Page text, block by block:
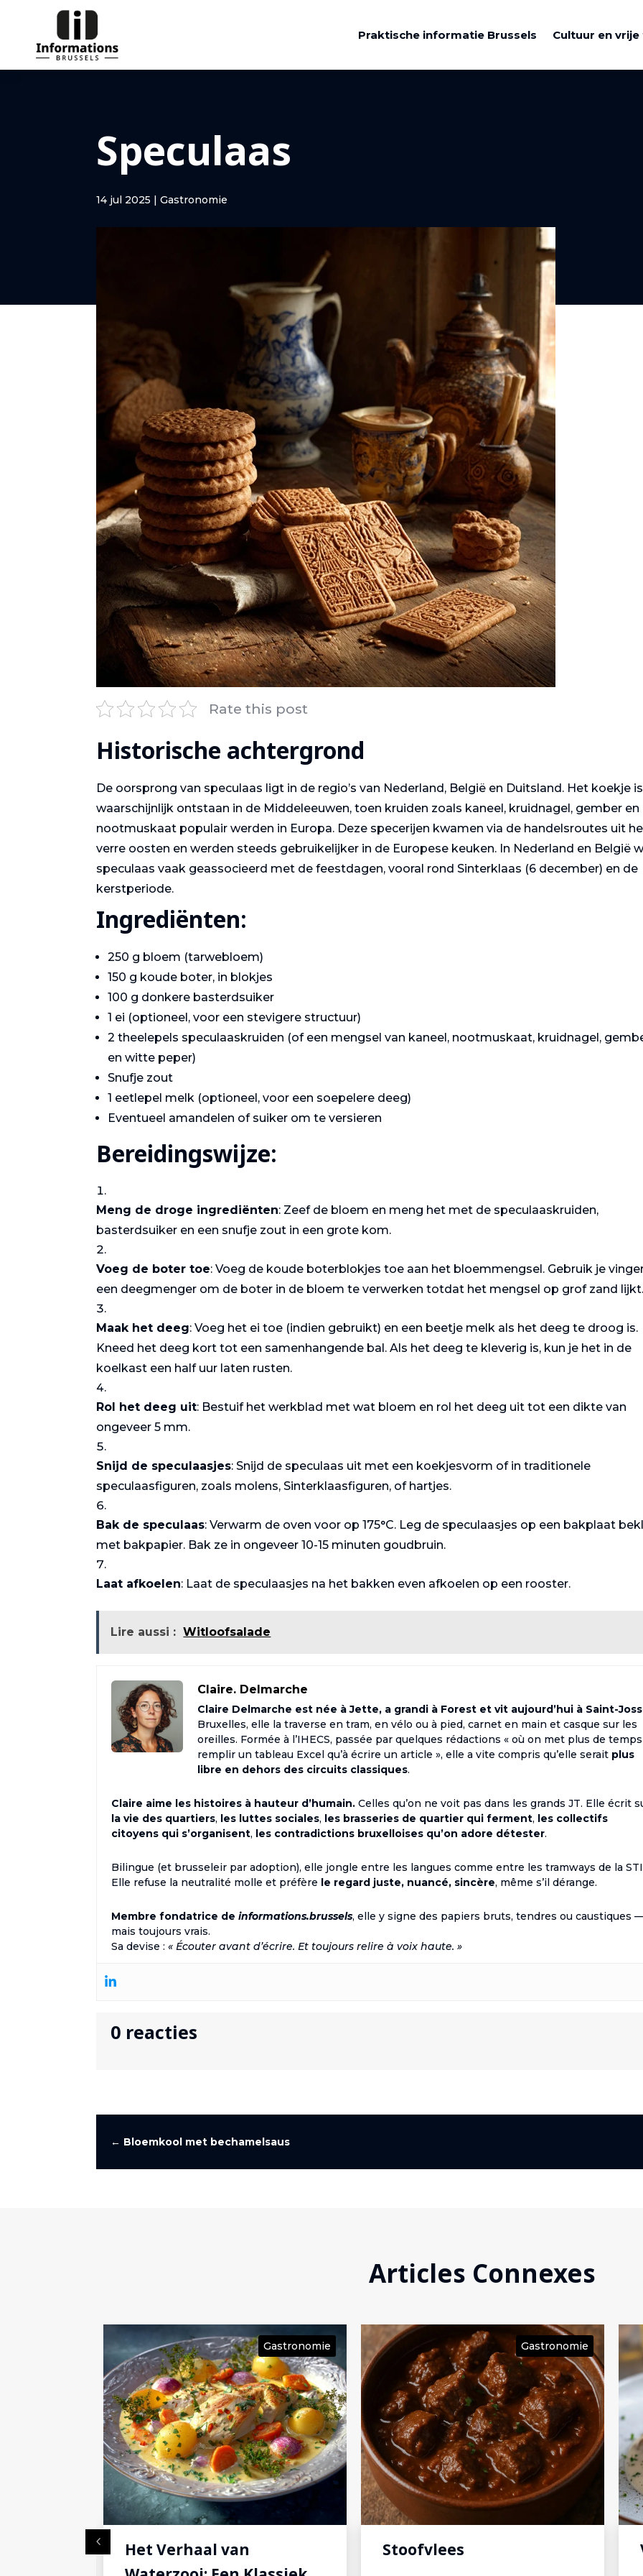
Praktische informatie Brussels Cultuur en vrije
Speculaas
14 jul 2025 |Gastronomie
Rate this post
Historische achtergrond
De oorsprong van speculaas ligt in de regio’s van Nederland, België en Duitsland. Het koekje is
waarschijnlijk ontstaan in de Middeleeuwen, toen kruiden zoals kaneel, kruidnagel, gember en
nootmuskaat populair werden in Europa. Deze specerijen kwamen via de handelsroutes uit
verre oosten en werden steeds gebruikelijker in de Europese keuken. In Nederland en België
speculaas vaak geassocieerd met de feestdagen, vooral rond Sinterklaas (6 december) en de
kerstperiode.
Ingrediënten:
250 g bloem (tarwebloem)
150 g koude boter, in blokjes
100 g donkere basterdsuiker
1 ei (optioneel, voor een stevigere structuur)
2 theelepels speculaaskruiden (of een mengsel van kaneel, nootmuskaat, kruidnagel,
en witte peper)
Snufje zout
1 eetlepel melk (optioneel, voor een soepelere deeg)
Eventueel amandelen of suiker om te versieren
Bereidingswijze:
Meng de droge ingrediënten: Zeef de bloem en meng het met de speculaaskruiden,
basterdsuiker en een snufje zout in een grote kom.
Voeg de boter toe: Voeg de koude boterblokjes toe aan het bloemmengsel. Gebruik je
een deegmenger om de boter in de bloem te verwerken totdat het mengsel op grof zand lijkt.
Maak het deeg: Voeg het ei toe (indien gebruikt) en een beetje melk als het deeg te droog is.
Kneed het deeg kort tot een samenhangende bal. Als het deeg te kleverig is, kun je het in de
koelkast een half uur laten rusten.
Rol het deeg uit: Bestuif het werkblad met wat bloem en rol het deeg uit tot een dikte van
ongeveer 5 mm.
Snijd de speculaasjes: Snijd de speculaas uit met een koekjesvorm of in traditionele
speculaasfiguren, zoals molens, Sinterklaasfiguren, of hartjes.
Bak de speculaas: Verwarm de oven voor op 175°C. Leg de speculaasjes op een bakplaat
met bakpapier. Bak ze in ongeveer 10-15 minuten goudbruin.
Laat afkoelen: Laat de speculaasjes na het bakken even afkoelen op een rooster.
Lire aussi : Witloofsalade
Claire. Delmarche
Claire Delmarche est née à Jette, a grandi à Forest et vit aujourd’hui à Saint-
Bruxelles, elle la traverse en tram, en vélo ou à pied, carnet en main et casque sur les
oreilles. Formée à l’IHECS, passée par quelques rédactions « où on met plus de temps
remplir un tableau Excel qu’à écrire un article », elle a vite compris qu’elle serait plus
libre en dehors des circuits classiques.
Claire aime les histoires à hauteur d’humain. Celles qu’on ne voit pas dans les grands JT. Elle écrit
la vie des quartiers, les luttes sociales, les brasseries de quartier qui ferment, les collectifs
citoyens qui s’organisent, les contradictions bruxelloises qu’on adore détester.
Bilingue (et brusseleir par adoption), elle jongle entre les langues comme entre les tramways de la
Elle refuse la neutralité molle et préfère le regard juste, nuancé, sincère, même s’il dérange.
Membre fondatrice deinformations.brussels, elle y signe des papiers bruts, tendres ou caustiques
mais toujours vrais.
Sa devise :« Écouter avant d’écrire. Et toujours relire à voix haute. »
0 reacties
Gastronomie
Zalm met
asperges
Toast
Champignon
Varkenshaasje
saus
← Bloemkool met bechamelsaus
Articles Connexes
Gastronomie
Stoofvlees
Gastronomie
Vol au Vent